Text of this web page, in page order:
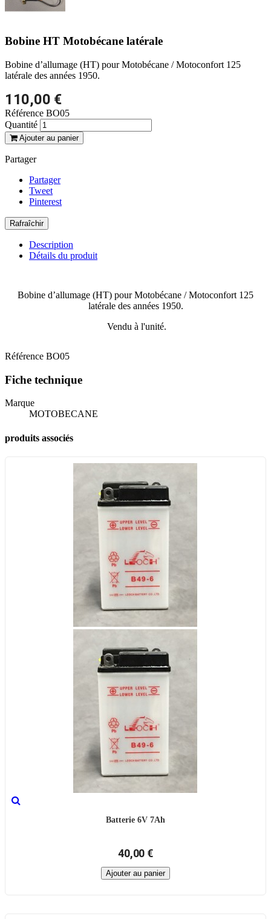
Bobine HT Motobécane latérale
Bobine d’allumage (HT) pour Motobécane / Motoconfort 125
latérale des années 1950.
110,00 €
Référence BO05
Quantité
Ajouter au panier
Partager
Partager
Tweet
Pinterest
Description
Détails du produit
Bobine d’allumage (HT) pour Motobécane / Motoconfort 125
latérale des années 1950.
Vendu à l'unité.
Référence BO05
Fiche technique
Marque
MOTOBECANE
produits associés
Batterie 6V 7Ah
40,00 €
Ajouter au panier